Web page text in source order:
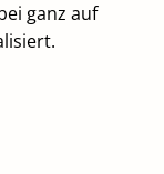
ganz auf